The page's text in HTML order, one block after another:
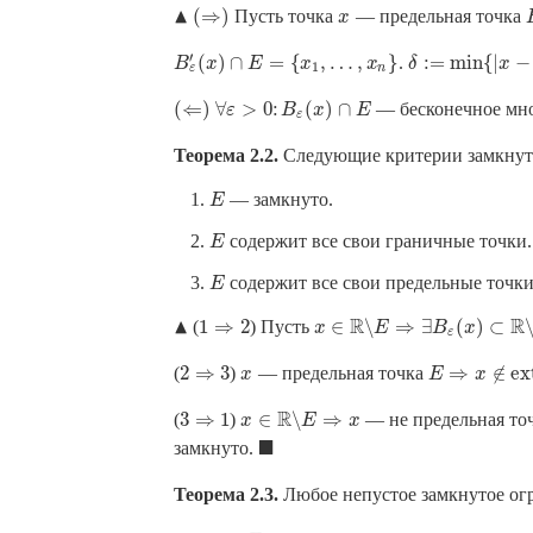
▲
▴ (⇒)
( ⇒) Пусть точкаx
x — предельная точка
B′
ε (x) ∩ E = {x1 , … , xn }
Bε′(x)∩E ={ x1 …,xn} . δ := min{|x −
δ :=min{|x− xi| }>
(⇐)
( ⇐) ∀ε > 0: Bε (x) ∩ E
∀ε >0 Bε(x)∩E — бесконечное
Теорема 2.2.Следующие критерии
E
E — замкнуто.
E
E содержит все свои граничные точки.
E
E содержит все свои предельные
▲
▴ (1 ⇒ 2
1 ⇒2 ) Пусть x ∈ R∖E ⇒ ∃Bε (x) ⊂ R
x∈R∖E⇒ ∃B ε(x)⊂R∖ E⇒
(2 ⇒ 3
2⇒3 )x
x — предельная точка E
E ⇒ x ∉ ex
⇒x ∉ ex t E
(3 ⇒ 1
3⇒1 )x ∈ R∖E ⇒ x
x∈R∖E⇒ x — не предельная
замкнуто. ■
◼
Теорема 2.3.Любое непустое замкнутое